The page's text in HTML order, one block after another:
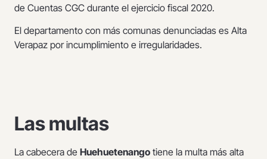
de Cuentas CGC durante el ejercicio fiscal 2020.
El departamento con más comunas denunciadas es Alta
Verapaz por incumplimiento e irregularidades.
Las multas
La cabecera de Huehuetenango tiene la multa más alta